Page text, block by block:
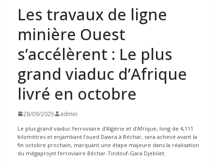
Les travaux de ligne
minière Ouest
s’accélèrent : Le plus
grand viaduc d’Afrique
livré en octobre
28/09/2025 admin
Le plus grand viaduc ferroviaire d’Algérie et d’Afrique, long de 4,111
kilomètres et enjambant l’oued Dawra à Béchar, sera achevé avant la
fin octobre prochain, marquant une étape majeure dans la réalisation
du mégaprojet ferroviaire Béchar-Tindouf-Gara Djebilet.